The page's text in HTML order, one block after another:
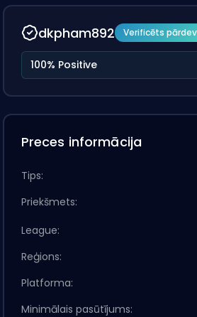
Overwatch 2
Rocket League
Path of Exile 2
Wins
Coaching
dkpham892 Verificēts
100% Positive
Preces informācija
Tips:
Priekšmets:
League:
Reģions:
Platforma:
Minimālais pasūtījums: